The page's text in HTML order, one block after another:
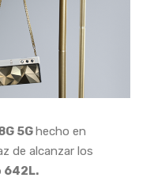
5Ghecho en
de alcanzar los
642L.